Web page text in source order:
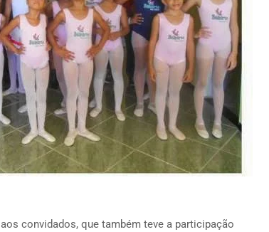
convidados, que também teve a participação